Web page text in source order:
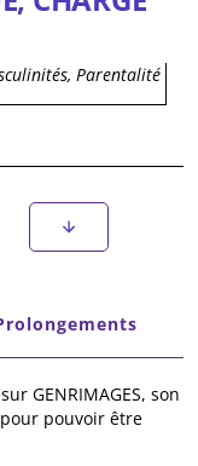
Parentalité
GENRIMAGES, son
pouvoir être